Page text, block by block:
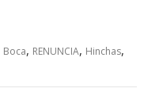
Boca, RENUNCIA, Hinchas,